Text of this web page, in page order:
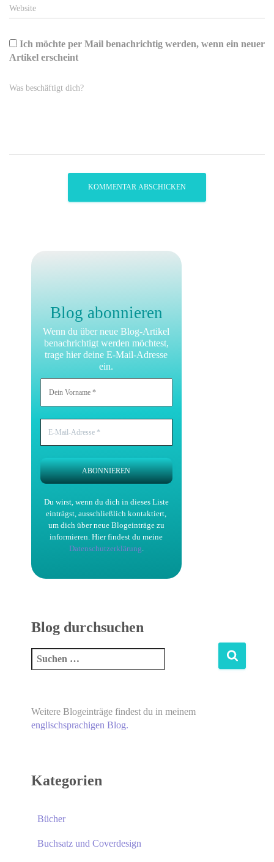
Website
Ich möchte per Mail benachrichtig werden, wenn ein neuer
Artikel erscheint
Was beschäftigt dich?
Blog abonnieren
Wenn du über neue Blog-Artikel
benachrichtigt werden möchtest,
trage hier deine E-Mail-Adresse
ein.
Du wirst, wenn du dich in dieses Liste
einträgst, ausschließlich kontaktiert,
um dich über neue Blogeinträge zu
informieren.Hier findest du meine
Datenschutzerklärung.
Blog durchsuchen
Weitere Blogeinträge findest du in meinem
englischsprachigen Blog.
Kategorien
Bücher
Buchsatz und Coverdesign